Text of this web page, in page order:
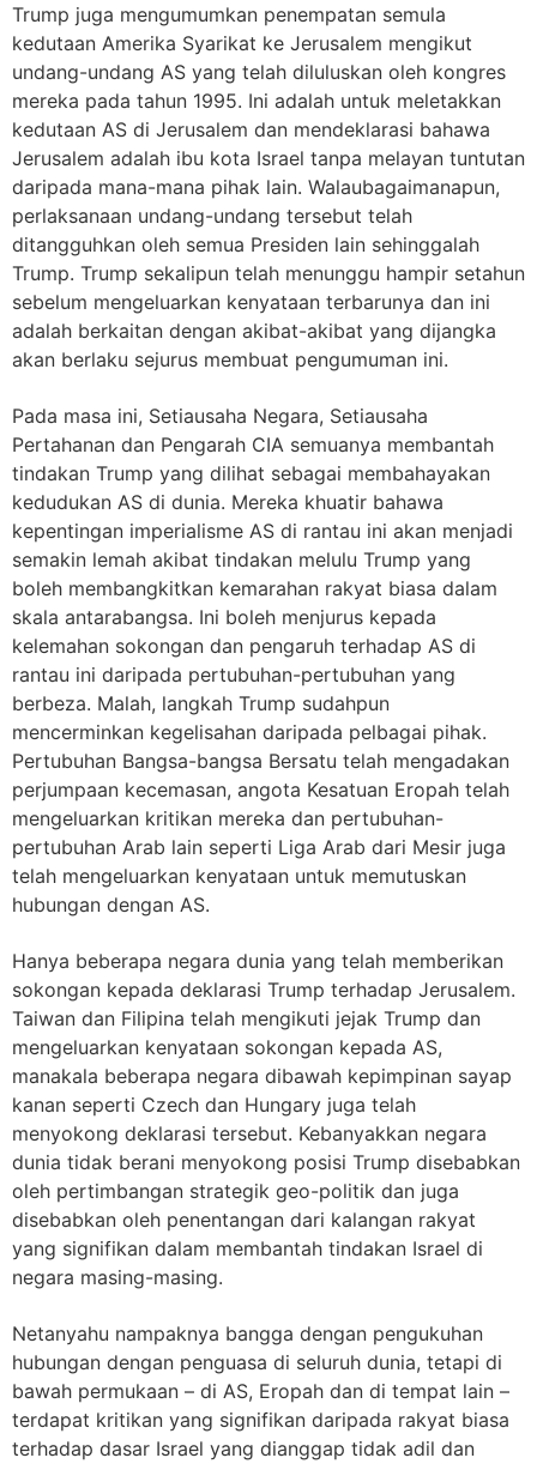
Trump juga mengumumkan penempatan semula
kedutaan Amerika Syarikat ke Jerusalem mengikut
undang-undang AS yang telah diluluskan oleh kongres
mereka pada tahun 1995. Ini adalah untuk meletakkan
kedutaan AS di Jerusalem dan mendeklarasi bahawa
Jerusalem adalah ibu kota Israel tanpa melayan tuntutan
daripada mana-mana pihak lain. Walaubagaimanapun,
perlaksanaan undang-undang tersebut telah
ditangguhkan oleh semua Presiden lain sehinggalah
Trump. Trump sekalipun telah menunggu hampir setahun
sebelum mengeluarkan kenyataan terbarunya dan ini
adalah berkaitan dengan akibat-akibat yang dijangka
akan berlaku sejurus membuat pengumuman ini.
Pada masa ini, Setiausaha Negara, Setiausaha
Pertahanan dan Pengarah CIA semuanya membantah
tindakan Trump yang dilihat sebagai membahayakan
kedudukan AS di dunia. Mereka khuatir bahawa
kepentingan imperialisme AS di rantau ini akan menjadi
semakin lemah akibat tindakan melulu Trump yang
boleh membangkitkan kemarahan rakyat biasa dalam
skala antarabangsa. Ini boleh menjurus kepada
kelemahan sokongan dan pengaruh terhadap AS di
rantau ini daripada pertubuhan-pertubuhan yang
berbeza. Malah, langkah Trump sudahpun
mencerminkan kegelisahan daripada pelbagai pihak.
Pertubuhan Bangsa-bangsa Bersatu telah mengadakan
perjumpaan kecemasan, angota Kesatuan Eropah telah
mengeluarkan kritikan mereka dan pertubuhan-
pertubuhan Arab lain seperti Liga Arab dari Mesir juga
telah mengeluarkan kenyataan untuk memutuskan
hubungan dengan AS.
Hanya beberapa negara dunia yang telah memberikan
sokongan kepada deklarasi Trump terhadap Jerusalem.
Taiwan dan Filipina telah mengikuti jejak Trump dan
mengeluarkan kenyataan sokongan kepada AS,
manakala beberapa negara dibawah kepimpinan sayap
kanan seperti Czech dan Hungary juga telah
menyokong deklarasi tersebut. Kebanyakkan negara
dunia tidak berani menyokong posisi Trump disebabkan
oleh pertimbangan strategik geo-politik dan juga
disebabkan oleh penentangan dari kalangan rakyat
yang signifikan dalam membantah tindakan Israel di
negara masing-masing.
Netanyahu nampaknya bangga dengan pengukuhan
hubungan dengan penguasa di seluruh dunia, tetapi di
bawah permukaan – di AS, Eropah dan di tempat lain –
terdapat kritikan yang signifikan daripada rakyat biasa
terhadap dasar Israel yang dianggap tidak adil dan